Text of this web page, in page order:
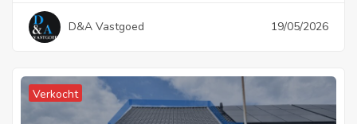
D&A Vastgoed 19/05/2026
Verkocht